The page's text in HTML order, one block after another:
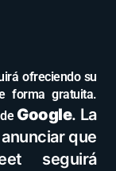
ofreciendo su
forma gratuita.
Google. La
que
et seguirá